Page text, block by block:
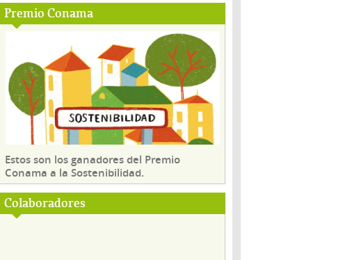
Premio Conama
Estos son los ganadores del Premio
Conama a la Sostenibilidad.
Colaboradores